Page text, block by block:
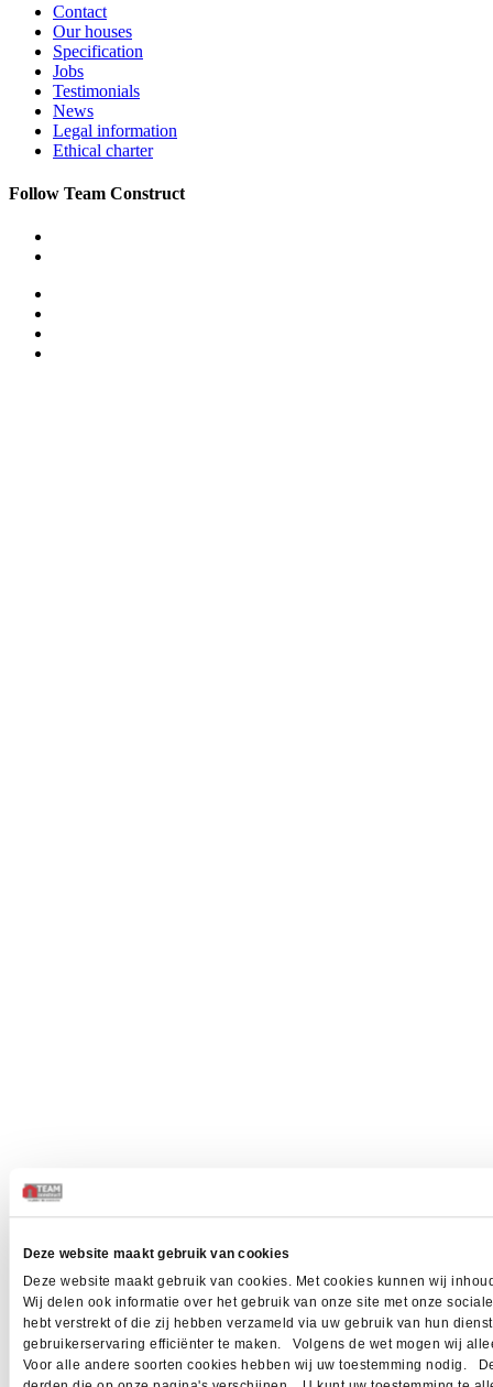
Deze website maakt gebruik van cookies
Deze website maakt gebruik van cookies. Met cookies kunnen wij
Wij delen ook informatie over het gebruik van onze site met onze
hebt verstrekt of die zij hebben verzameld via uw gebruik van hun
gebruikerservaring efficiënter te maken. Volgens de wet mogen wij
Voor alle andere soorten cookies hebben wij uw toestemming nodig.
Contact
Our houses
Specification
Jobs
Testimonials
News
Legal information
Ethical charter
Follow Team Construct